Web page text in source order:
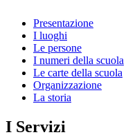
Presentazione
I luoghi
Le persone
I numeri della scuola
Le carte della scuola
Organizzazione
La storia
I Servizi